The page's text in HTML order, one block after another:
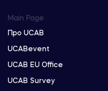
Main Page
Про UCAB
UCABevent
UCAB EU Office
UCAB Survey